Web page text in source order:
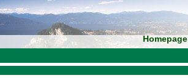
Homepage